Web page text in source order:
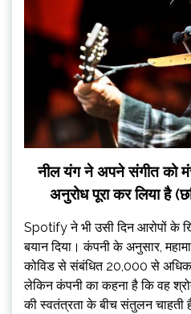
नील यंग ने अपने संगीत को
अनुरोध पूरा कर लिया है
Spotify ने भी उसी दिन आरोपों के
बयान दिया। कंपनी के अनुसार,
कोविड से संबंधित 20,000 से अधिक
लेकिन कंपनी का कहना है कि वह
की स्वतंत्रता के बीच संतुलन चाहती